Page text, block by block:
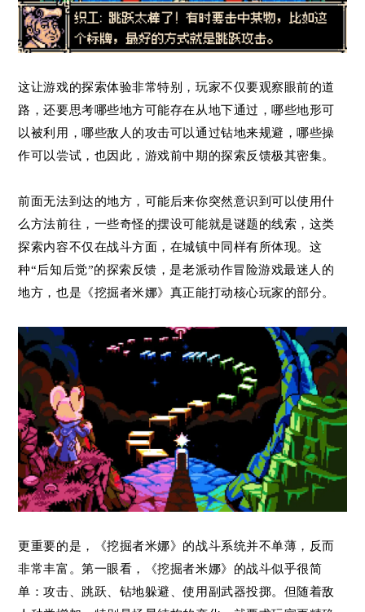
这让游戏的探索体验非常特别，玩家不仅要观察眼前的道
路，还要思考哪些地方可能存在从地下通过，哪些地形可
以被利用，哪些敌人的攻击可以通过钻地来规避，哪些操
作可以尝试，也因此，游戏前中期的探索反馈极其密集。
前面无法到达的地方，可能后来你突然意识到可以使用什
么方法前往，一些奇怪的摆设可能就是谜题的线索，这类
探索内容不仅在战斗方面，在城镇中同样有所体现。这
种“后知后觉”的探索反馈，是老派动作冒险游戏最迷人的
地方，也是《挖掘者米娜》真正能打动核心玩家的部分。
更重要的是，《挖掘者米娜》的战斗系统并不单薄，反而
非常丰富。第一眼看，《挖掘者米娜》的战斗似乎很简
单：攻击、跳跃、钻地躲避、使用副武器投掷。但随着敌